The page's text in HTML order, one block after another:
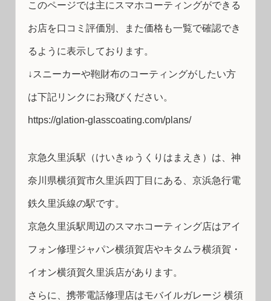
このページでは主にスマホコーティングができる
お店を口コミ評価別、また価格も一覧で確認でき
るように表示しております。
↓スニーカーや鞄財布のコーティングがしたい方
は下記リンクにお飛びください。
https://glation-glasscoating.com/plans/
京急久里浜駅（けいきゅうくりはまえき）は、神
奈川県横須賀市久里浜四丁目にある、京浜急行電
鉄久里浜線の駅です。
京急久里浜駅周辺のスマホコーティング店はアイ
フォン修理ジャパン横須賀店やキタムラ横須賀・
イオン横須賀久里浜店があります。
さらに、携帯電話修理店はモバイルガレージ 横須